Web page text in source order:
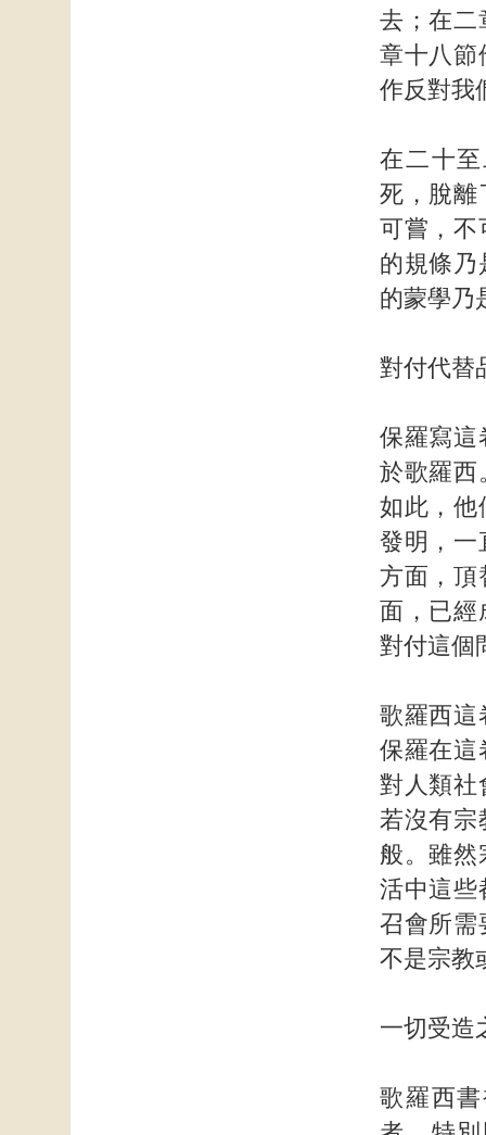
去；在二
章十八節
作反對我
在二十
死，脫離
可嘗，不
的規條乃
的蒙學乃
對付代替
保羅寫這
於歌羅西
如此，他
發明，一
方面，頂
面，已經
對付這個
歌羅西這
保羅在這
對人類社
若沒有宗
般。雖然
活中這些
召會所需
不是宗教
一切受造
歌羅西